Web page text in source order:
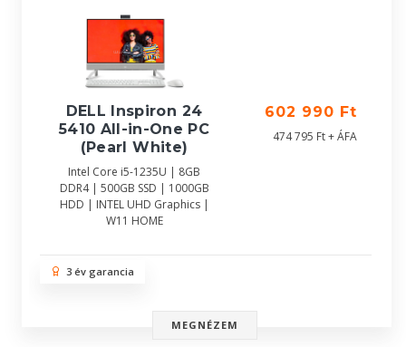
DELL Inspiron 24
5410 All-in-One PC
(Pearl White)
Intel Core i5-1235U | 8GB
DDR4 | 500GB SSD | 1000GB
HDD | INTEL UHD Graphics |
W11 HOME
602 990 Ft
474 795 Ft + ÁFA
3 év garancia
MEGNÉZEM